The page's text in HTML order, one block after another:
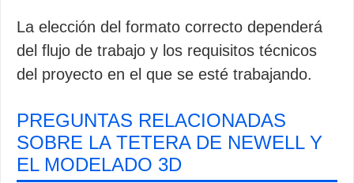
La elección del formato correcto dependerá
del flujo de trabajo y los requisitos técnicos
del proyecto en el que se esté trabajando.
PREGUNTAS RELACIONADAS
SOBRE LA TETERA DE NEWELL Y
EL MODELADO 3D